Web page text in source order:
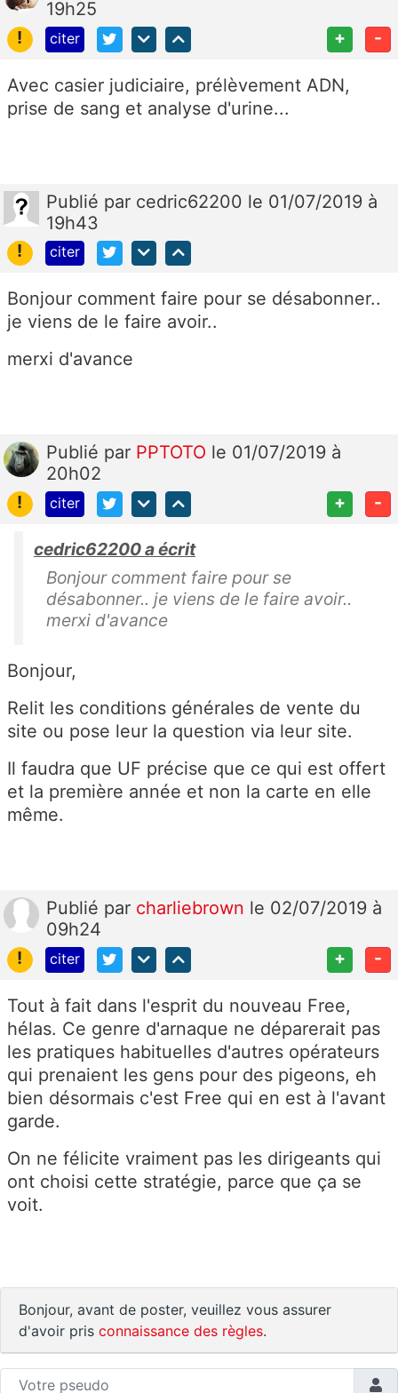
19h25
!
citer + -
Avec casier judiciaire, prélèvement ADN,
prise de sang et analyse d'urine...
Publié par cedric62200 le 01/07/2019 à
19h43
!
citer
Bonjour comment faire pour se désabonner..
je viens de le faire avoir..
merxi d'avance
Publié par PPTOTO le 01/07/2019 à
20h02
!
citer + -
cedric62200 a écrit
Bonjour comment faire pour se
désabonner.. je viens de le faire avoir..
merxi d'avance
Bonjour,
Relit les conditions générales de vente du
site ou pose leur la question via leur site.
Il faudra que UF précise que ce qui est offert
et la première année et non la carte en elle
même.
Publié par charliebrown le 02/07/2019 à
09h24
!
citer + -
Tout à fait dans l'esprit du nouveau Free,
hélas. Ce genre d'arnaque ne déparerait pas
les pratiques habituelles d'autres opérateurs
qui prenaient les gens pour des pigeons, eh
bien désormais c'est Free qui en est à l'avant
garde.
On ne félicite vraiment pas les dirigeants qui
ont choisi cette stratégie, parce que ça se
voit.
Bonjour, avant de poster, veuillez vous assurer
d'avoir pris connaissance des règles.